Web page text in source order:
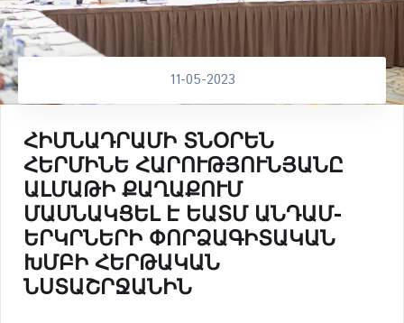
11-05-2023
ՀԻՄՆԱԴՐԱՄԻ ՏՆՕՐԵՆ
ՀԵՐՄԻՆԵ ՀԱՐՈՒԹՅՈՒՆՅԱՆԸ
ԱԼՄԱԹԻ ՔԱՂԱՔՈՒՄ
ՄԱՍՆԱԿՑԵԼ Է ԵԱՏՄ ԱՆԴԱՄ-
ԵՐԿՐՆԵՐԻ ՓՈՐՁԱԳԻՏԱԿԱՆ
ԽՄԲԻ ՀԵՐԹԱԿԱՆ
ՆՍՏԱՇՐՋԱՆԻՆ